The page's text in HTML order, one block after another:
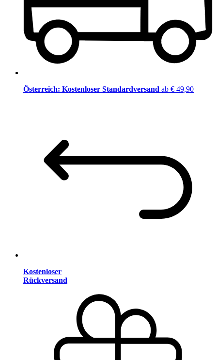
Österreich: Kostenloser Standardversand ab € 49,90
Kostenloser
Rückversand